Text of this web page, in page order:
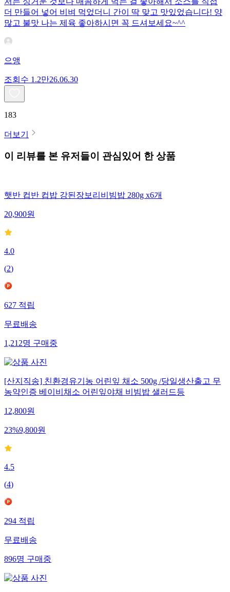
더 만들어 넣어 비벼 먹었더니 간이 딱 맞고 맛있었습니다! 양
많고 불맛 나는 제육 좋아하시면 꼭 드셔보세요~^^
으앵
조회수 1.2만26.06.30
183
더보기
이 리뷰를 본 유저들이 관심있어 한 상품
햇반 컵반 컵밥 강된장보리비빔밥 280g x6개
20,900원
4.0
(2)
627 적립
무료배송
1,212명 구매중
[산지직송] 친환경유기농 어린잎 채소 500g /당일생산출고 무
농약인증 베이비채소 어린잎야채 비빔밥 샐러드등
12,800원
23%9,800원
4.5
(4)
294 적립
무료배송
896명 구매중